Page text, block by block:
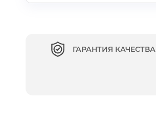
ГАРАНТИЯ КАЧЕСТВА